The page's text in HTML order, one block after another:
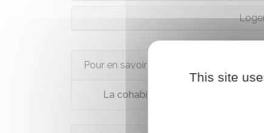
Pour en savoir plus
La cohabitation
This site